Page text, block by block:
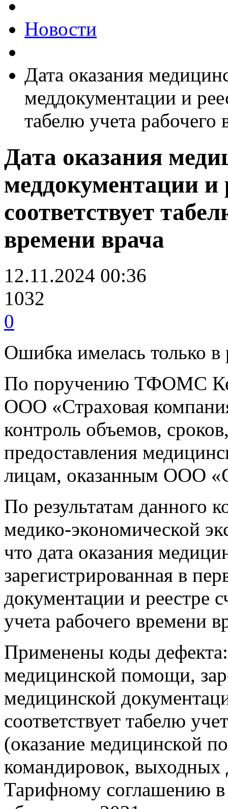
Новости
Дата оказания
меддокументации и
табелю учета рабочего
Дата оказания
меддокументации и
соответствует
времени врача
12.11.2024 00:36
1032
0
Ошибка имелась только в
По поручению ТФОМС
ООО «Страховая
контроль объемов,
предоставления
лицам, оказанным ООО
По результатам данного
медико-экономической
что дата оказания
зарегистрированная в
документации и реестре
учета рабочего времени
Применены коды
медицинской помощи,
медицинской
соответствует табелю
(оказание медицинской
командировок, выходных
Тарифному соглашению